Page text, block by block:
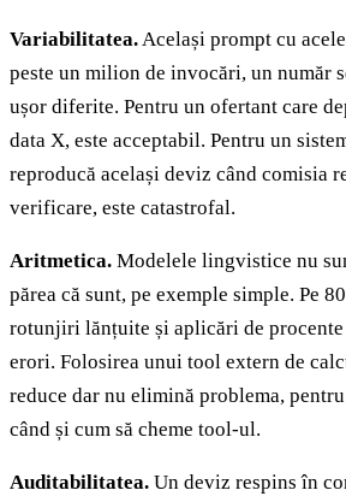
Variabilitatea.Același prompt cu
peste un milion de invocări, un număr
ușor diferite. Pentru un ofertant care
data X, este acceptabil. Pentru un
reproducă același deviz când comisia
verificare, este catastrofal.
Aritmetica. Modelele lingvistice nu
părea că sunt, pe exemple simple. Pe
rotunjiri lănțuite și aplicări de procente
erori. Folosirea unui tool extern de
reduce dar nu elimină problema,
când și cum să cheme tool-ul.
Auditabilitatea. Un deviz respins în